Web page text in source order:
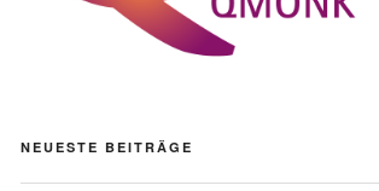
NEUESTE BEITRÄGE